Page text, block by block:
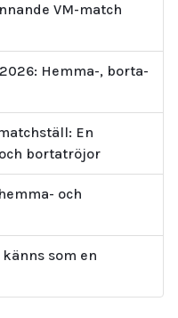
VM-match
Hemma-, borta-
En
bortatröjor
och
som en